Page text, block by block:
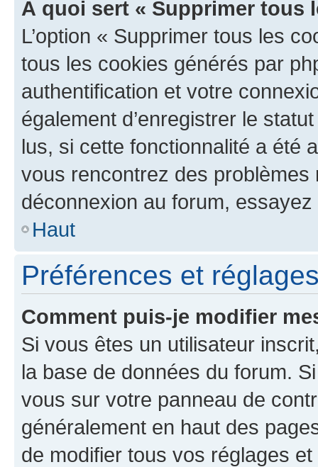
À quoi sert « Supprimer tous
L’option « Supprimer tous les
tous les cookies générés par
authentification et votre
également d’enregistrer le
lus, si cette fonctionnalité a été
vous rencontrez des
déconnexion au forum,
Haut
Préférences et
Comment puis-je modifier
Si vous êtes un utilisateur
la base de données du forum.
vous sur votre panneau de
généralement en haut des
de modifier tous vos réglages